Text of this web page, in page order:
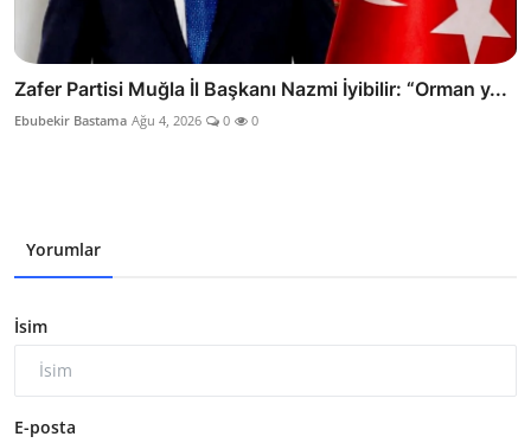
Zafer Partisi Muğla İl Başkanı Nazmi İyibilir: “Orman y...
Ebubekir Bastama Ağu 4, 2026 0 0
Yorumlar
İsim
E-posta